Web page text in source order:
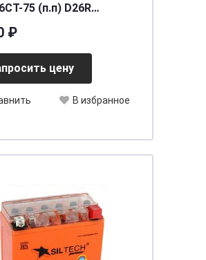
(п.п) D26R
690]
₽
цену
В избранное